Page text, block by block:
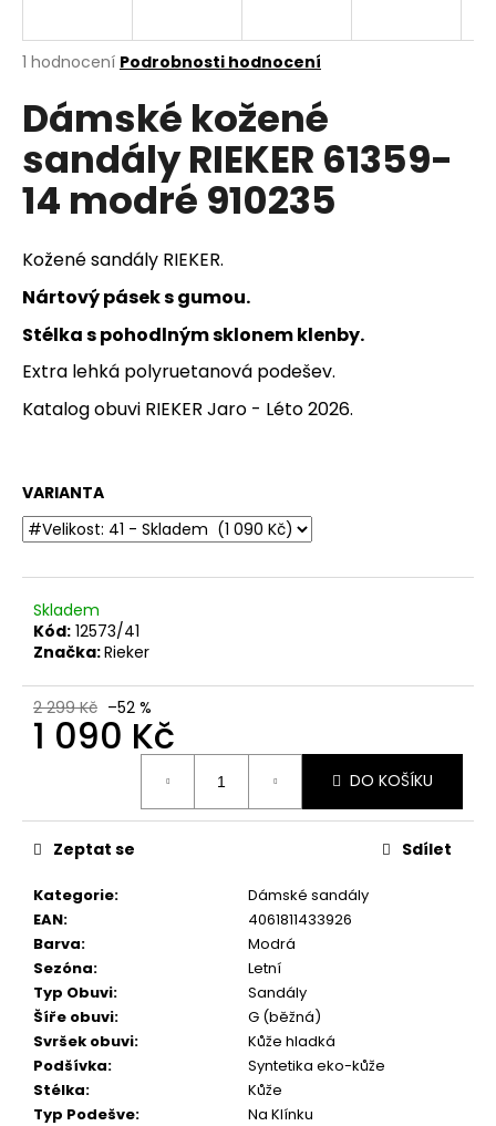
Průměrné
produktu
je
z
5
hvězdiček.
1 hodnocení Podrobnosti hodnocení
Dámské kožené
sandály RIEKER 61359-
14 modré 910235
Kožené sandály RIEKER.
Nártový pásek s gumou.
Stélka s pohodlným sklonem klenby.
Extra lehká polyruetanová podešev.
Katalog obuvi RIEKER Jaro - Léto 2026.
VARIANTA
Skladem
Kód: 12573/41
Značka:Rieker
2 299 Kč –52 %
1 090 Kč
DO KOŠÍKU
Kategorie:
Dámské sandály
EAN:
4061811433926
Barva:
Modrá
Sezóna:
Letní
Typ Obuvi:
Sandály
Šíře obuvi:
G (běžná)
Svršek obuvi:
Kůže hladká
Podšívka:
Syntetika eko-kůže
Stélka:
Kůže
Typ Podešve:
Na Klínku
Zeptat se Sdílet
j
t
?
HLEDAT
o
p
č
u
j
e
m
e
DÁMSKÉ
ZDRAVOTNÍ
NAZOUVÁKY
PANTOFLE
IB000035
Kč